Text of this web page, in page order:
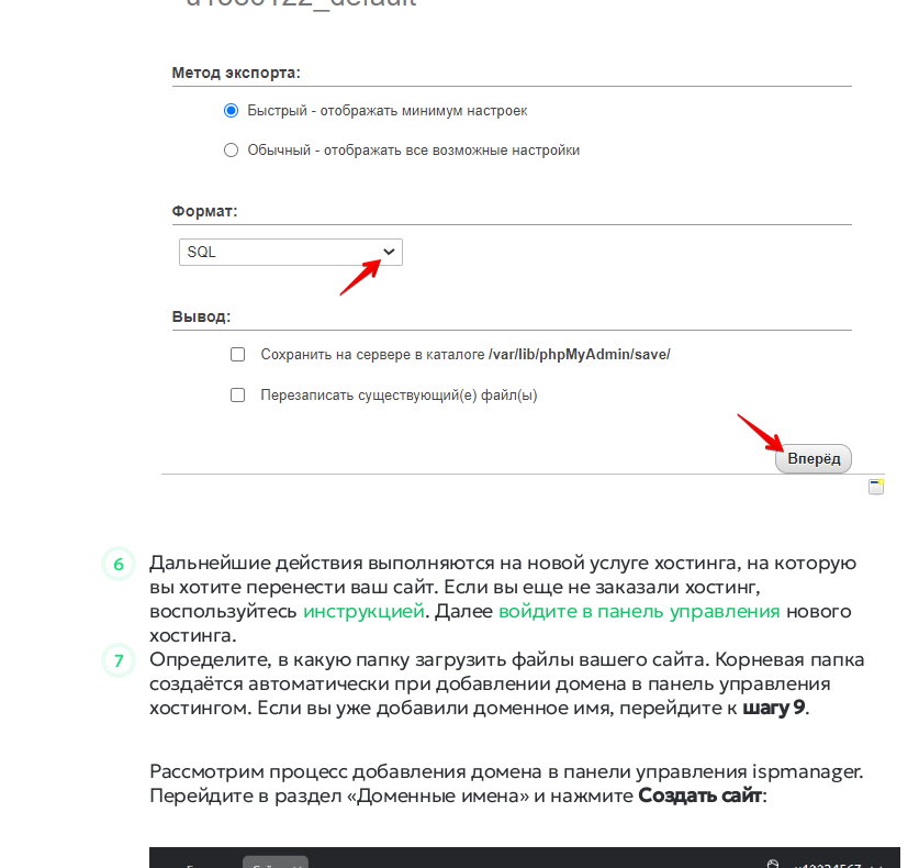
6
Дальнейшие действия выполняются на новой услуге хостинга, на которую
вы хотите перенести ваш сайт. Если вы еще не заказали хостинг,
воспользуйтесь инструкцией. Далее войдите в панель управления нового
хостинга.
7
Определите, в какую папку загрузить файлы вашего сайта. Корневая папка
создаётся автоматически при добавлении домена в панель управления
хостингом. Если вы уже добавили доменное имя, перейдите к шагу 9.
Рассмотрим процесс добавления домена в панели управления ispmanager.
Перейдите в раздел «Доменные имена» и нажмитеСоздать сайт: